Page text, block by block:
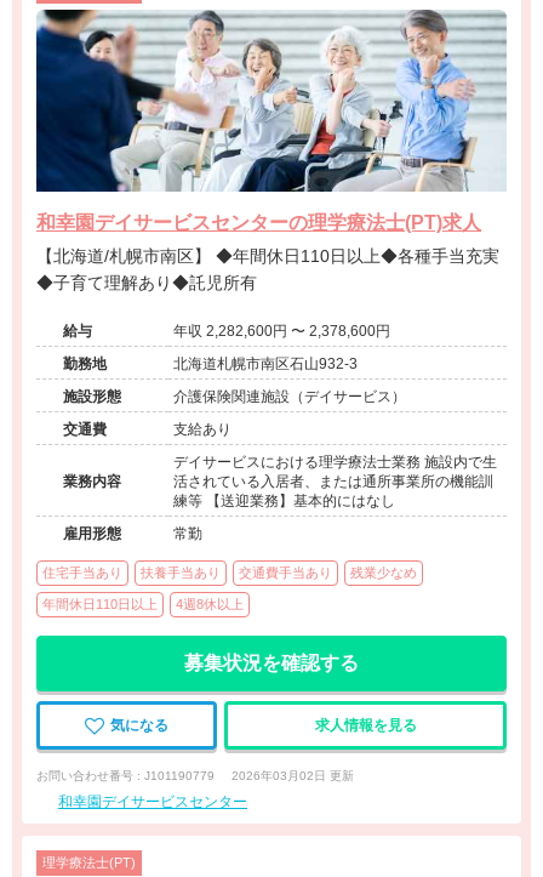
和幸園デイサービスセンターの理学療法士(PT)求人
【北海道/札幌市南区】 ◆年間休日110日以上◆各種手当充実
◆子育て理解あり◆託児所有
給与
年収 2,282,600円 〜 2,378,600円
勤務地
北海道札幌市南区石山932-3
施設形態
介護保険関連施設（デイサービス）
交通費
支給あり
業務内容
デイサービスにおける理学療法士業務 施設内で生
活されている入居者、または通所事業所の機能訓
練等 【送迎業務】基本的にはなし
雇用形態
常勤
住宅手当あり 扶養手当あり 交通費手当あり 残業少なめ
年間休日110日以上 4週8休以上
募集状況を確認する
気になる 求人情報を見る
お問い合わせ番号 : J101190779 2026年03月02日 更新
和幸園デイサービスセンター
理学療法士(PT)